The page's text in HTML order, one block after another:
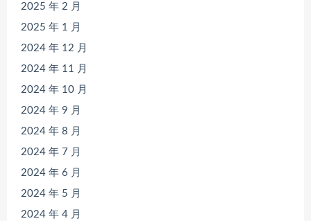
2025 年 2 月
2025 年 1 月
2024 年 12 月
2024 年 11 月
2024 年 10 月
2024 年 9 月
2024 年 8 月
2024 年 7 月
2024 年 6 月
2024 年 5 月
2024 年 4 月